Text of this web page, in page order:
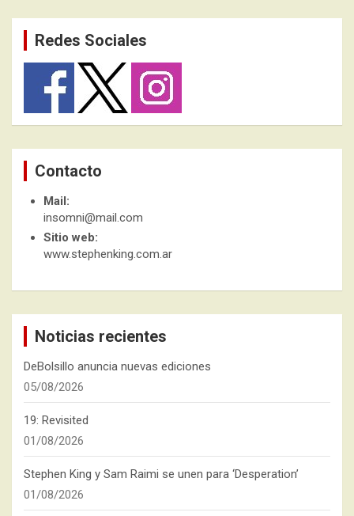
entradas
Redes Sociales
Contacto
Mail:
insomni@mail.com
Sitio web:
www.stephenking.com.ar
Noticias recientes
DeBolsillo anuncia nuevas ediciones
05/08/2026
19: Revisited
01/08/2026
Stephen King y Sam Raimi se unen para ‘Desperation’
01/08/2026